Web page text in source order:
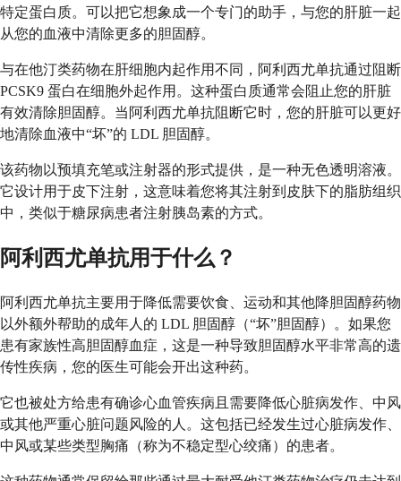
特定蛋白质。可以把它想象成一个专门的助手，与您的肝脏一起
从您的血液中清除更多的胆固醇。
与在他汀类药物在肝细胞内起作用不同，阿利西尤单抗通过阻断
PCSK9 蛋白在细胞外起作用。这种蛋白质通常会阻止您的肝脏
有效清除胆固醇。当阿利西尤单抗阻断它时，您的肝脏可以更好
地清除血液中“坏”的 LDL 胆固醇。
该药物以预填充笔或注射器的形式提供，是一种无色透明溶液。
它设计用于皮下注射，这意味着您将其注射到皮肤下的脂肪组织
中，类似于糖尿病患者注射胰岛素的方式。
阿利西尤单抗用于什么？
阿利西尤单抗主要用于降低需要饮食、运动和其他降胆固醇药物
以外额外帮助的成年人的 LDL 胆固醇（“坏”胆固醇）。如果您
患有家族性高胆固醇血症，这是一种导致胆固醇水平非常高的遗
传性疾病，您的医生可能会开出这种药。
它也被处方给患有确诊心血管疾病且需要降低心脏病发作、中风
或其他严重心脏问题风险的人。这包括已经发生过心脏病发作、
中风或某些类型胸痛（称为不稳定型心绞痛）的患者。